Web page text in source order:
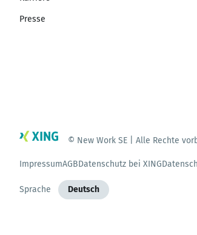
Presse
© New Work SE | Alle Rechte
ImpressumAGBDatenschutz bei XING
Sprache Deutsch